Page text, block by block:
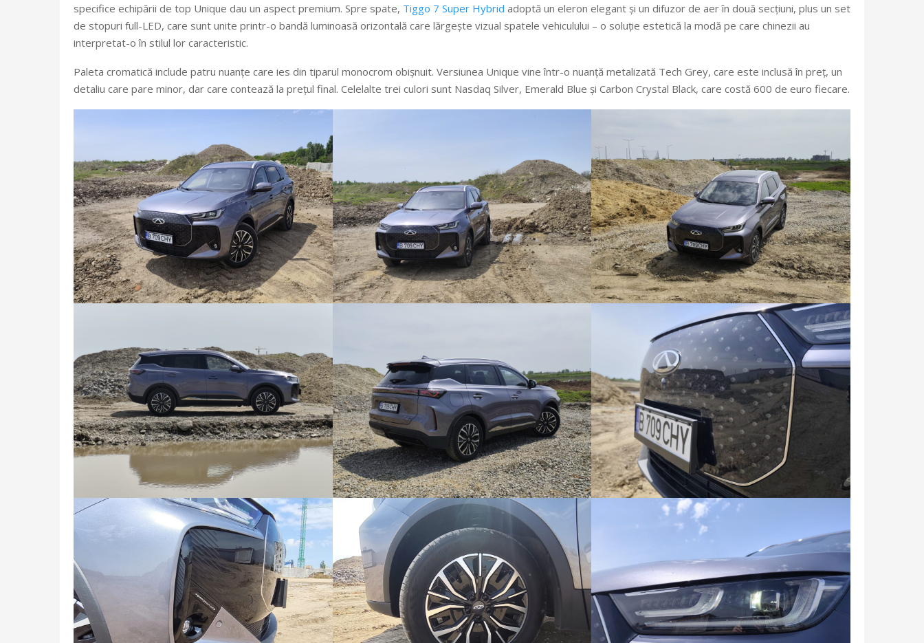
specifice echipării de top Unique dau un aspect premium. Spre spate, Tiggo 7 Super Hybrid adoptă un eleron elegant și un difuzor de aer în două secțiuni, plus un set
de stopuri full-LED, care sunt unite printr-o bandă luminoasă orizontală care lărgește vizual spatele vehiculului – o soluție estetică la modă pe care chinezii au
interpretat-o în stilul lor caracteristic.
Paleta cromatică include patru nuanțe care ies din tiparul monocrom obișnuit. Versiunea Unique vine într-o nuanță metalizată Tech Grey, care este inclusă în preț, un
detaliu care pare minor, dar care contează la prețul final. Celelalte trei culori sunt Nasdaq Silver, Emerald Blue și Carbon Crystal Black, care costă 600 de euro fiecare.